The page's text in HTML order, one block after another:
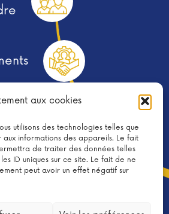
aux cookies
utilisons des technologies telles que
informations des appareils. Le fait
de traiter des données telles
ID uniques sur ce site. Le fait de ne
peut avoir un effet négatif sur
le Flyer